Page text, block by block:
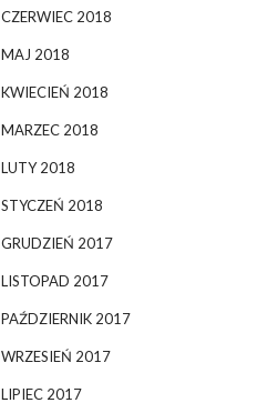
CZERWIEC 2018
MAJ 2018
KWIECIEŃ 2018
MARZEC 2018
LUTY 2018
STYCZEŃ 2018
GRUDZIEŃ 2017
LISTOPAD 2017
PAŹDZIERNIK 2017
WRZESIEŃ 2017
LIPIEC 2017